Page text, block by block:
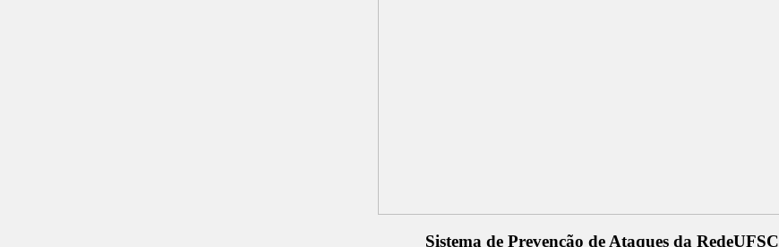
Sistema de Prevenção de Ataques da RedeUFSC